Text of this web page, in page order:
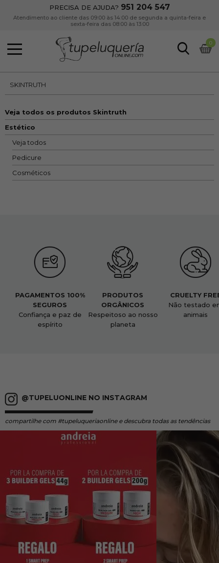
PRECISA DE AJUDA? 951 204 547
Atendimento ao cliente das 09:00 às 14:00 de segunda a quinta-feira e
sexta-feira das 08:00 às 13:00
0
SKINTRUTH
Veja todos os produtos Skintruth
Estético
Veja todos
Pedicure
Cosméticos
PAGAMENTOS 100%
SEGUROS
Confiança e paz de
espírito
PRODUTOS
ORGÂNICOS
Respeitoso ao nosso
planeta
CRUELTY
Não testado
animais
@TUPELUONLINE NO INSTAGRAM
compartilhe com #tupeluqueriaonline e descubra todas as tendências